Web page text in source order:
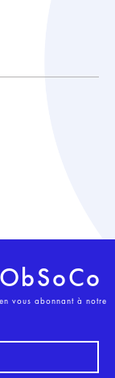
vous abonnant à notre